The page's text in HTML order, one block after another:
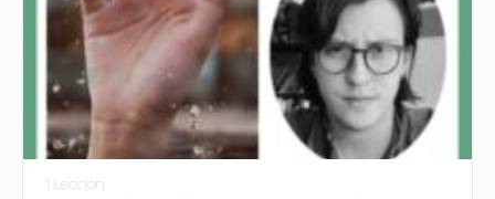
1 Lección